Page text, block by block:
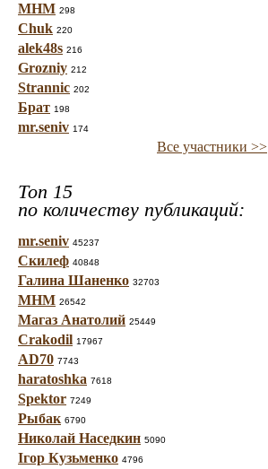
МНМ 298
Chuk 220
alek48s 216
Grozniy 212
Strannic 202
Брат 198
mr.seniv 174
Все участники >>
Топ 15
по количеству публикаций:
mr.seniv 45237
Скилеф 40848
Галина Шаненко 32703
МНМ 26542
Магаз Анатолий 25449
Crakodil 17967
AD70 7743
haratoshka 7618
Spektor 7249
Рыбак 6790
Николай Наседкин 5090
Ігор Кузьменко 4796